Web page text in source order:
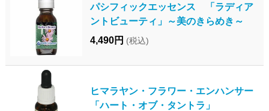
パシフィックエッセンス 「ラディア
ントビューティ」～美のきらめき～
4,490円 (税込)
ヒマラヤン・フラワー・エンハンサー
「ハート・オブ・タントラ」